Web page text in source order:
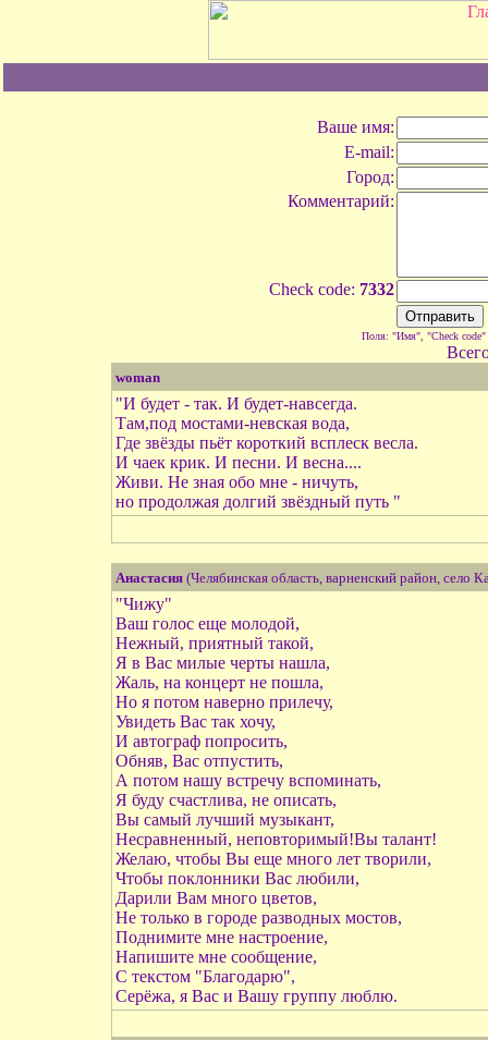
Ваше имя:
E-mail:
Город:
Комментарий:
Check code: 7332
Поля: "Имя", "Check code"
woman
"И будет - так. И будет-навсегда.
Там,под мостами-невская вода,
Где звёзды пьёт короткий всплеск весла.
И чаек крик. И песни. И весна....
Живи. Не зная обо мне - ничуть,
но продолжая долгий звёздный путь "
Анастасия(Челябинская область, варненский район, село
"Чижу"
Ваш голос еще молодой,
Нежный, приятный такой,
Я в Вас милые черты нашла,
Жаль, на концерт не пошла,
Но я потом наверно прилечу,
Увидеть Вас так хочу,
И автограф попросить,
Обняв, Вас отпустить,
А потом нашу встречу вспоминать,
Я буду счастлива, не описать,
Вы самый лучший музыкант,
Несравненный, неповторимый!Вы талант!
Желаю, чтобы Вы еще много лет творили,
Чтобы поклонники Вас любили,
Дарили Вам много цветов,
Не только в городе разводных мостов,
Поднимите мне настроение,
Напишите мне сообщение,
С текстом "Благодарю",
Серёжа, я Вас и Вашу группу люблю.